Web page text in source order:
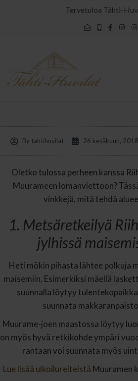
Tervetuloa Tähti-
By tahtihuvilat 26 kesäkuun, 2018
Oletko tulossa perheen kanssa
Muurameen lomanviettoon?
vinkkejä, mitä tehdä
1. Metsäretkeilyä
jylhissä
Heti mökin pihasta lähtee polkuja
maisemiin. Esimerkiksi mäellä
suunnalla löytyy
suunnata
Muurame-joen maastossa löytyy
on myös hyvä retkikohde ympäri
rantaan voi suunnata myös
Lue lisää ulkoilureiteistä Muuramen